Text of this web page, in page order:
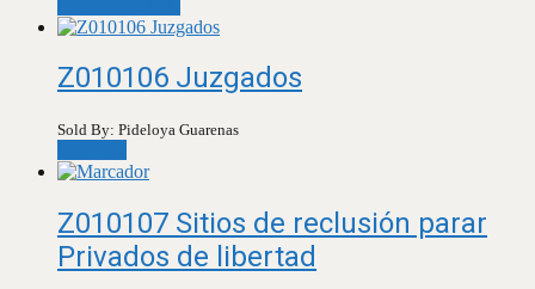
Z010106 Juzgados
Sold By: Pideloya Guarenas
Z010107 Sitios de reclusión parar
Privados de libertad